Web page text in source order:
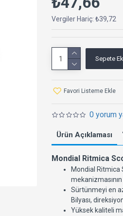
0 yorum
Vergiler Hariç: ₺39,72
Sepete
Favori Listeme Ekle
Ürün Açıklaması
Mondial Ritmica
Mondial Ritmica
Sürtünmeyi en
Bilyası,
Yüksek kaliteli